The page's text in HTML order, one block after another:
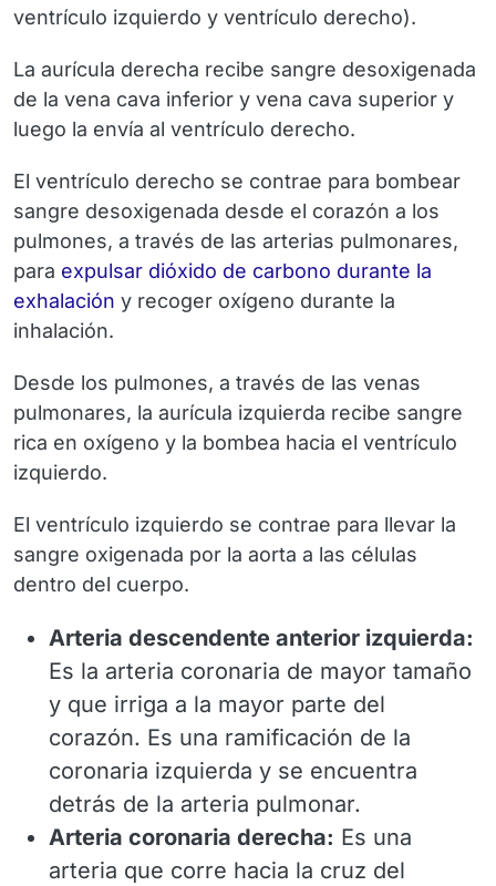
ventrículo izquierdo y ventrículo derecho).
La aurícula derecha recibe sangre desoxigenada
de la vena cava inferior y vena cava superior y
luego la envía al ventrículo derecho.
El ventrículo derecho se contrae para bombear
sangre desoxigenada desde el corazón a los
pulmones, a través de las arterias pulmonares,
para expulsar dióxido de carbono durante la
exhalación y recoger oxígeno durante la
inhalación.
Desde los pulmones, a través de las venas
pulmonares, la aurícula izquierda recibe sangre
rica en oxígeno y la bombea hacia el ventrículo
izquierdo.
El ventrículo izquierdo se contrae para llevar la
sangre oxigenada por la aorta a las células
dentro del cuerpo.
Arteria descendente anterior izquierda:
Es la arteria coronaria de mayor tamaño
y que irriga a la mayor parte del
corazón. Es una ramificación de la
coronaria izquierda y se encuentra
detrás de la arteria pulmonar.
Arteria coronaria derecha: Es una
arteria que corre hacia la cruz del